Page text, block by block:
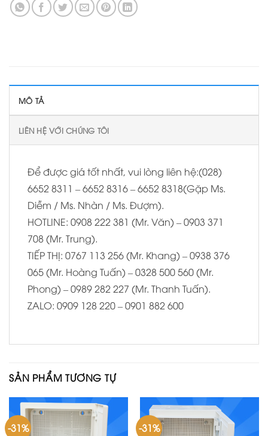
MÔ TẢ
LIÊN HỆ VỚI CHÚNG TÔI
Để được giá tốt nhất, vui lòng liên hệ:(028)
6652 8311 – 6652 8316 – 6652 8318(Gặp Ms.
Diễm / Ms. Nhàn / Ms. Đượm).
HOTLINE: 0908 222 381 (Mr. Văn) – 0903 371
708 (Mr. Trung).
TIẾP THỊ: 0767 113 256 (Mr. Khang) – 0938 376
065 (Mr. Hoàng Tuấn) – 0328 500 560 (Mr.
Phong) – 0989 282 227 (Mr. Thanh Tuấn).
ZALO: 0909 128 220 – 0901 882 600
SẢN PHẨM TƯƠNG TỰ
-31% -31%